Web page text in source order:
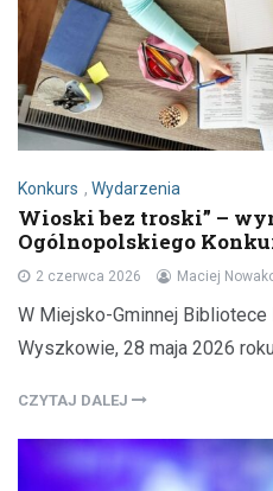
Konkurs , Wydarzenia
Wioski bez troski” –
Ogólnopolskiego
2 czerwca 2026 Maciej
W Miejsko-Gminnej
Wyszkowie, 28 maja 2026
CZYTAJ DALEJ